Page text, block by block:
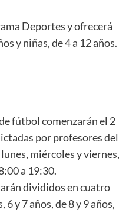
Deportes y ofrecerá
y niñas, de 4 a 12 años.
fútbol comenzarán el 2
por profesores del
miércoles y viernes,
a 19:30.
divididos en cuatro
6 y 7 años, de 8 y 9 años,